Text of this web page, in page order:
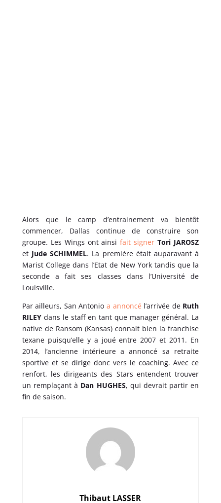
Alors que le camp d’entrainement va bientôt
commencer, Dallas continue de construire son
groupe. Les Wings ont ainsifait signer Tori JAROSZ
et Jude SCHIMMEL. La première était auparavant à
Marist College dans l’Etat de New York tandis que la
seconde a fait ses classes dans l’Université de
Louisville.
Par ailleurs, San Antonio a annoncé l’arrivée de Ruth
RILEYdans le staff en tant que manager général. La
native de Ransom (Kansas) connait bien la franchise
texane puisqu’elle y a joué entre 2007 et 2011. En
2014, l’ancienne intérieure a annoncé sa retraite
sportive et se dirige donc vers le coaching. Avec ce
renfort, les dirigeants des Stars entendent trouver
un remplaçant à Dan HUGHES, qui devrait partir en
fin de saison.
Thibaut LASSER